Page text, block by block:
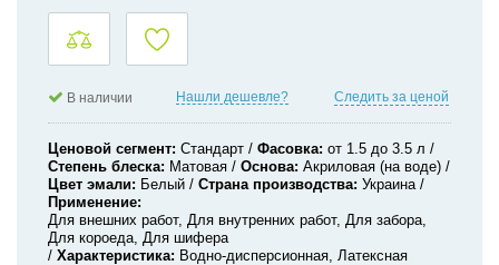
В наличии Нашли дешевле? Следить за ценой
Ценовой сегмент Стандарт Фасовка от 1.5 до 3.5 л
Степень блеска
Матовая Основа Акриловая (на воде)
Цвет эмали
Белый Страна производства Украина
Применение
Для внешних работ, Для внутренних работ, Для забора,
Для короеда, Для шифера
Характеристика
Водно-дисперсионная, Латексная